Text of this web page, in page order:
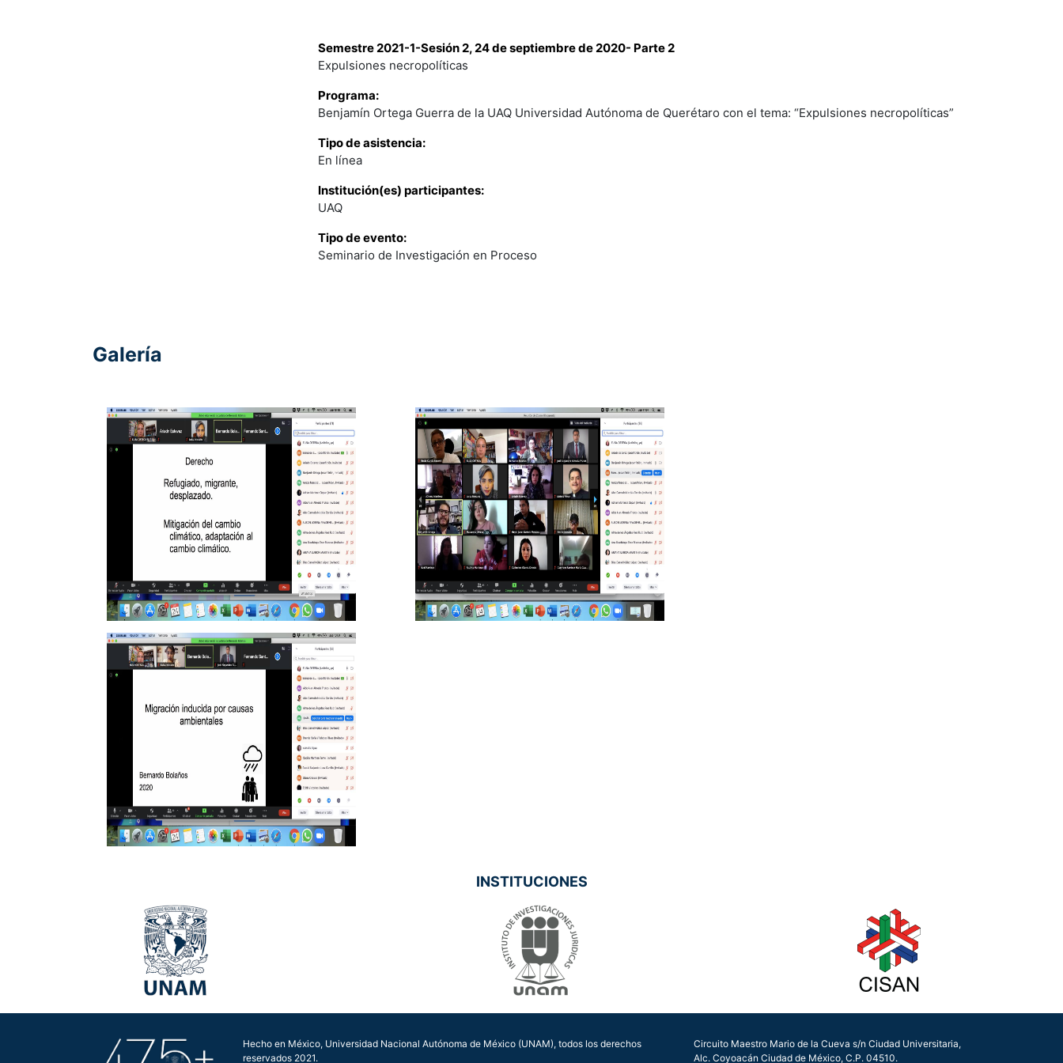
Semestre 2021-1-Sesión 2, 24 de septiembre de 2020- Parte 2
Expulsiones necropolíticas
Programa:
Benjamín Ortega Guerra de la UAQ Universidad Autónoma de Querétaro con el tema: “Expulsiones necropolíticas”
Tipo de asistencia:
En línea
Institución(es) participantes:
UAQ
Tipo de evento:
Seminario de Investigación en Proceso
Galería
INSTITUCIONES
Hecho en México, Universidad Nacional Autónoma de México (UNAM), todos los derechos
reservados 2021.
Circuito Maestro Mario de la Cueva s/n Ciudad Universitaria,
Alc. Coyoacán Ciudad de México, C.P. 04510.